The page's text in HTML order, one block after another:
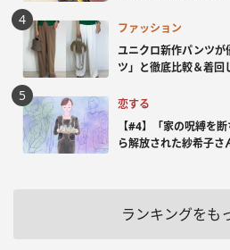
ファッション
ユニクロ新作パンツ
ツ」と徹底比較＆着回
恋する
【#4】「家の呪縛を
ら解放された紗希子さ
ランキングをも